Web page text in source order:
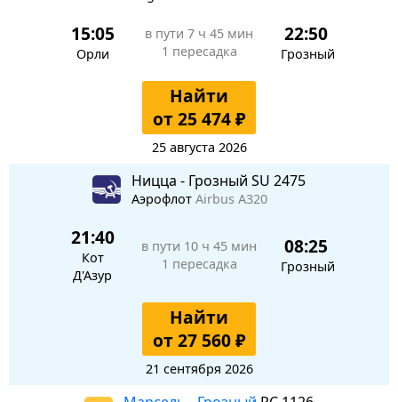
15:05
Орли
в пути 7 ч 45 мин
1 пересадка
22:50
Грозный
Найти
от 25 474 ₽
25 августа 2026
Ницца - Грозный SU 2475
Аэрофлот Airbus A320
21:40
Кот
Д'Азур
в пути 10 ч 45 мин
1 пересадка
08:25
Грозный
Найти
от 27 560 ₽
21 сентября 2026